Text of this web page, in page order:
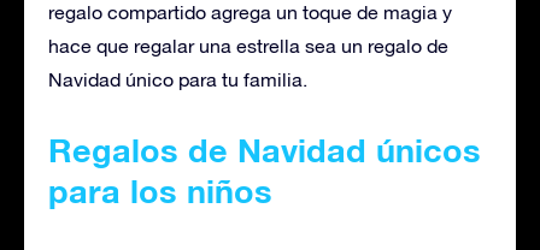
regalo compartido agrega un toque de magia y
hace que regalar una estrella sea un regalo de
Navidad único para tu familia.
Regalos de Navidad únicos
para los niños